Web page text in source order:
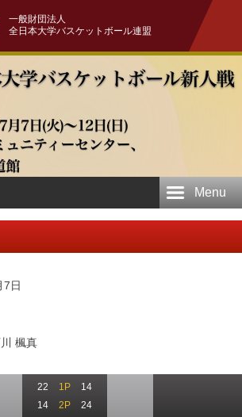
一般財団法人
全日本大学バスケットボール連盟
Menu
7日
楓真
22 1P
14
14
2P
24